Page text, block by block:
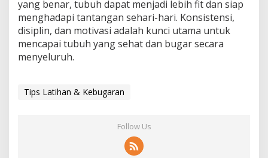
yang benar, tubuh dapat menjadi lebih fit dan siap
menghadapi tantangan sehari-hari. Konsistensi,
disiplin, dan motivasi adalah kunci utama untuk
mencapai tubuh yang sehat dan bugar secara
menyeluruh.
Tips Latihan & Kebugaran
Follow Us